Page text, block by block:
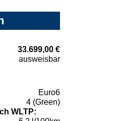
33.699,00 €
ausweisbar
Euro6
4 (Green)
WLTP: